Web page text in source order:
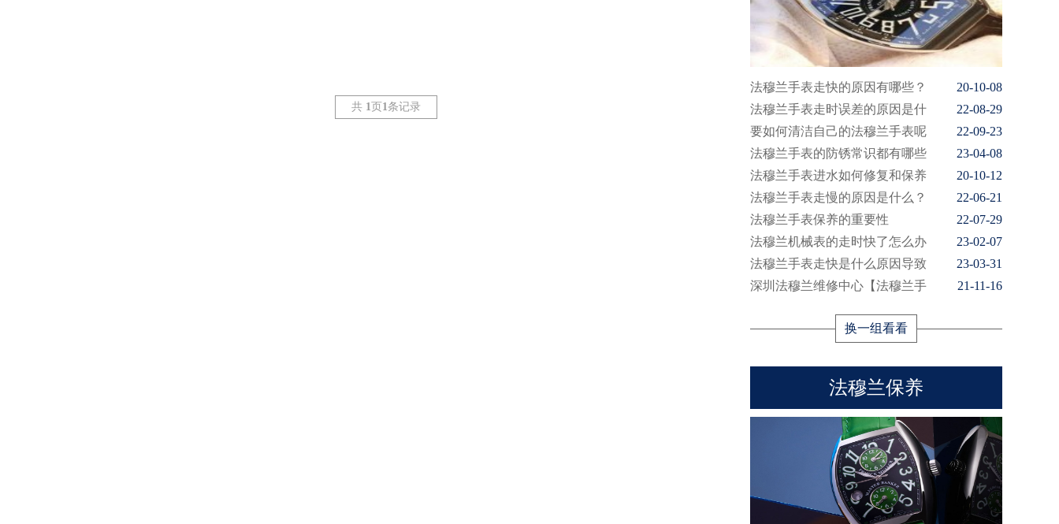
共 1 页 1条记录
法穆兰手表走快的原因有哪些？
20-10-08
法穆兰手表走时误差的原因是什
22-08-29
要如何清洁自己的法穆兰手表呢
22-09-23
法穆兰手表的防锈常识都有哪些
23-04-08
法穆兰手表进水如何修复和保养
20-10-12
法穆兰手表走慢的原因是什么？
22-06-21
法穆兰手表保养的重要性
22-07-29
法穆兰机械表的走时快了怎么办
23-02-07
法穆兰手表走快是什么原因导致
23-03-31
深圳法穆兰维修中心【法穆兰手
21-11-16
换一组看看
法穆兰保养